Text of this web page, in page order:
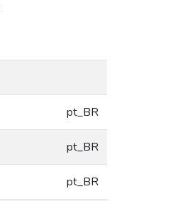
pt_BR
pt_BR
pt_BR